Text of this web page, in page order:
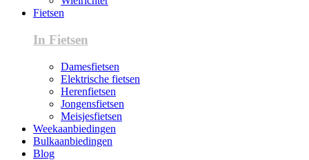
Fietsen
In Fietsen
Damesfietsen
Elektrische fietsen
Herenfietsen
Jongensfietsen
Meisjesfietsen
Weekaanbiedingen
Bulkaanbiedingen
Blog